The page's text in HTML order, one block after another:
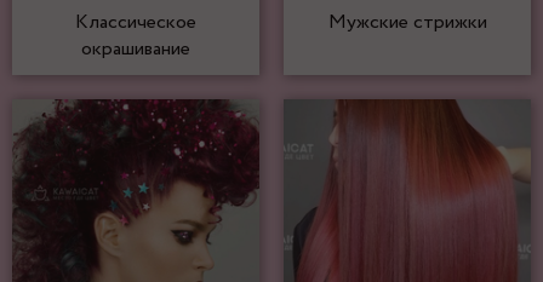
Классическое
окрашивание
Мужские стрижки